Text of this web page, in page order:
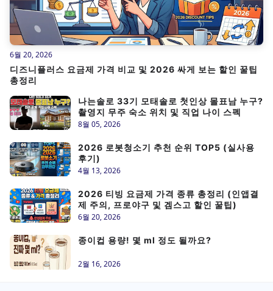
디즈니플러스 요금제 가격 비교 및 2026 싸게 보는 할인 꿀팁
총정리
6월 20, 2026
나는솔로 33기 모태솔로 첫인상 몰표남 누구?
촬영지 무주 숙소 위치 및 직업 나이 스펙
8월 05, 2026
2026 로봇청소기 추천 순위 TOP5 (실사용
후기)
4월 13, 2026
2026 티빙 요금제 가격 종류 총정리 (인앱결
제 주의, 프로야구 및 겜스고 할인 꿀팁)
6월 20, 2026
종이컵 용량! 몇 ml 정도 될까요?
2월 16, 2026